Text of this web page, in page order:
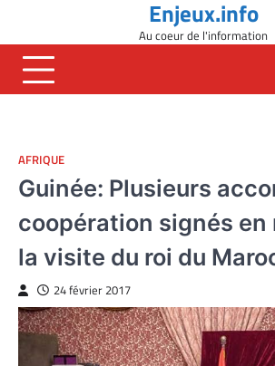
content
Enjeux.info
Au coeur de l'information
AFRIQUE
Guinée: Plusieurs
coopération signés en
la visite du roi du
24 février 2017